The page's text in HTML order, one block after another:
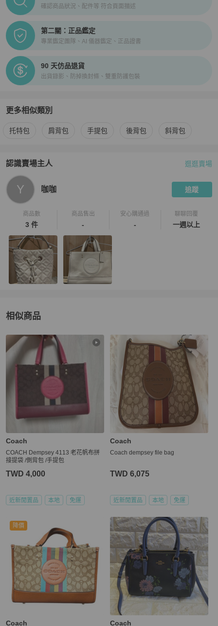
確認商品狀況、配件等 符合頁面描述
第二關：正品鑑定
專業鑑定團隊、AI 儀器鑑定、正品證書
90 天仿品退貨
出貨錄影、防掉換封條、雙重防護包裝
更多相似類別
更多Coach 女包相似商品推薦
托特包 肩背包 手提包 後背包 斜背包
認識賣場主人
PopChill 拍拍圈嚴選賣家
逛逛賣場
Y 咖咖 追蹤
商品數
3 件
商品售出
-
安心購通過
-
聊聊回覆
一週以上
相似商品
更多相似Coach女包推薦精品
Coach
COACH Dempsey 4113 老花帆布拼
接提袋 /側背包 /手提包
TWD 4,000
近新閒置品 本地 免運
Coach
Coach dempsey file bag
TWD 6,075
近新閒置品 本地 免運
降價
Coach Coach